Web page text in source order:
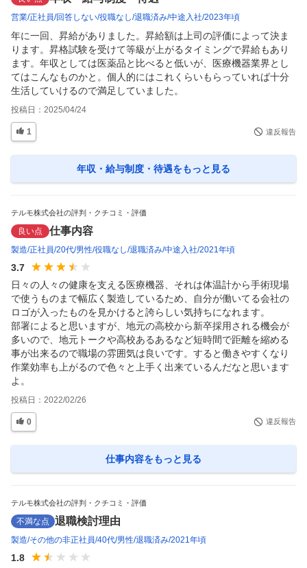
営業 正社員 回答しない 役職なし 退職済み 中途入社 2023年頃
年に一回、昇給がありました。昇給額は上司の評価によって決ま
ります。昇格試験を受けて等級が上がるタイミングで昇給もあり
ます。年収としては医薬品と比べると低いが、医療機器業界とし
てはこんなものかと。個人的にはこれくらいもらっていれば十分
生活していけるので満足していました。
投稿日： 2025/04/24
1 違反報告
年収・給与制度・待遇をもっと見る
テルモ株式会社の評判・クチコミ・評価
良い点 仕事内容
製造 正社員 20代 男性 役職なし 退職済み 中途入社 2021年頃
3.7
日々の人々の健康を支える医療機器、それは体温計から手術現場
で使うものまで幅広く製造しているため、自分が働いてる会社の
ロゴが入ったものを見かけると誇らしい気持ちになれます。
部署によると思いますが、地元の高校から新卒採用される機会が
多いので、地元トークや高校あるあるなど短時間で距離を縮める
事が出来るので職場の雰囲気は良いです。すると働きやすくなり
作業効率も上がるので色々と上手く出来ているんだなと思います
よ。
投稿日： 2022/02/26
0 違反報告
仕事内容をもっと見る
テルモ株式会社の評判・クチコミ・評価
不満な点 退職検討理由
製造 その他の非正社員 40代 男性 退職済み 2021年頃
1.8